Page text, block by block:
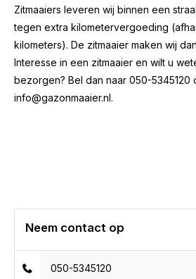
Zitmaaiers leveren wij binnen een
tegen extra kilometervergoeding
kilometers). De zitmaaier maken wij
Interesse in een zitmaaier en wilt u
bezorgen? Bel dan naar 050-5345120
info@gazonmaaier.nl.
Neem contact op
050-5345120